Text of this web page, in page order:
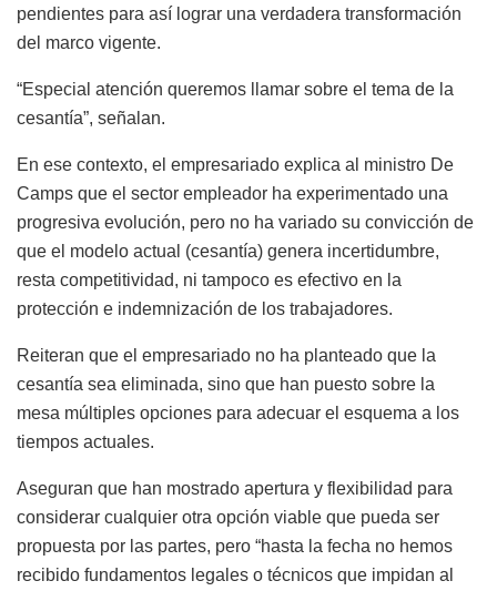
pendientes para así lograr una verdadera transformación
del marco vigente.
“Especial atención queremos llamar sobre el tema de la
cesantía”, señalan.
En ese contexto, el empresariado explica al ministro De
Camps que el sector empleador ha experimentado una
progresiva evolución, pero no ha variado su convicción de
que el modelo actual (cesantía) genera incertidumbre,
resta competitividad, ni tampoco es efectivo en la
protección e indemnización de los trabajadores.
Reiteran que el empresariado no ha planteado que la
cesantía sea eliminada, sino que han puesto sobre la
mesa múltiples opciones para adecuar el esquema a los
tiempos actuales.
Aseguran que han mostrado apertura y flexibilidad para
considerar cualquier otra opción viable que pueda ser
propuesta por las partes, pero “hasta la fecha no hemos
recibido fundamentos legales o técnicos que impidan al